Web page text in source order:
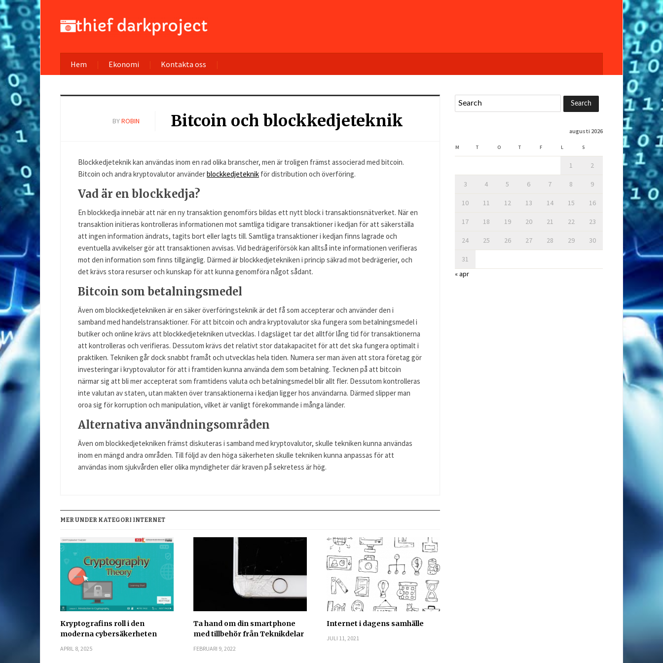
Hem Ekonomi Kontakta oss
BYROBIN Bitcoin och blockkedjeteknik
Blockkedjeteknik kan användas inom en rad olika branscher, men är troligen främst associerad med bitcoin.
Bitcoin och andra kryptovalutor använderblockkedjeteknik för distribution och överföring.
Vad är en blockkedja?
En blockkedja innebär att när en ny transaktion genomförs bildas ett nytt block i transaktionsnätverket. När en
transaktion initieras kontrolleras informationen mot samtliga tidigare transaktioner i kedjan för att säkerställa
att ingen information ändrats, tagits bort eller lagts till. Samtliga transaktioner i kedjan finns lagrade och
eventuella avvikelser gör att transaktionen avvisas. Vid bedrägeriförsök kan alltså inte informationen verifieras
mot den information som finns tillgänglig. Därmed är blockkedjetekniken i princip säkrad mot bedrägerier, och
det krävs stora resurser och kunskap för att kunna genomföra något sådant.
Bitcoin som betalningsmedel
Även om blockkedjetekniken är en säker överföringsteknik är det få som accepterar och använder den i
samband med handelstransaktioner. För att bitcoin och andra kryptovalutor ska fungera som betalningsmedel i
butiker och online krävs att blockkedjetekniken utvecklas. I dagsläget tar det alltför lång tid för transaktionerna
att kontrolleras och verifieras. Dessutom krävs det relativt stor datakapacitet för att det ska fungera optimalt i
praktiken. Tekniken går dock snabbt framåt och utvecklas hela tiden. Numera ser man även att stora företag gör
investeringar i kryptovalutor för att i framtiden kunna använda dem som betalning. Tecknen på att bitcoin
närmar sig att bli mer accepterat som framtidens valuta och betalningsmedel blir allt fler. Dessutom kontrolleras
inte valutan av staten, utan makten över transaktionerna i kedjan ligger hos användarna. Därmed slipper man
oroa sig för korruption och manipulation, vilket är vanligt förekommande i många länder.
Alternativa användningsområden
Även om blockkedjetekniken främst diskuteras i samband med kryptovalutor, skulle tekniken kunna användas
inom en mängd andra områden. Till följd av den höga säkerheten skulle tekniken kunna anpassas för att
användas inom sjukvården eller olika myndigheter där kraven på sekretess är hög.
MER UNDER KATEGORI INTERNET
Kryptografins roll i den
moderna cybersäkerheten
APRIL 8, 2025
Ta hand om din smartphone
med tillbehör från Teknikdelar
FEBRUARI 9, 2022
Internet i dagens samhälle
JULI 11, 2021
augusti 2026
M T O T F L S
1 2
3 4 5 6 7 8 9
10 11 12 13 14 15 16
17 18 19 20 21 22 23
24 25 26 27 28 29 30
31
« apr